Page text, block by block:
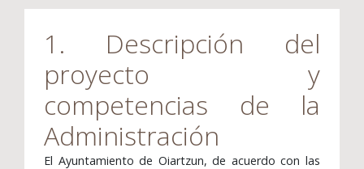
1. Descripción del
proyecto y
competencias de la
Administración
El Ayuntamiento de Oiartzun, de acuerdo con las